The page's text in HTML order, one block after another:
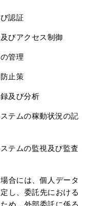
認証
びアクセス制御
管理
止策
及び分析
テムの稼動状況の記
テムの監視及び監査
合には、個人データ
し、委託先における
め、外部委託に係る